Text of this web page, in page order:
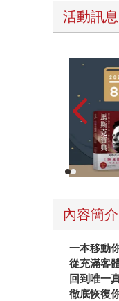
活動訊息
內容簡介
一本移動
從充滿客
回到唯一
徹底恢復